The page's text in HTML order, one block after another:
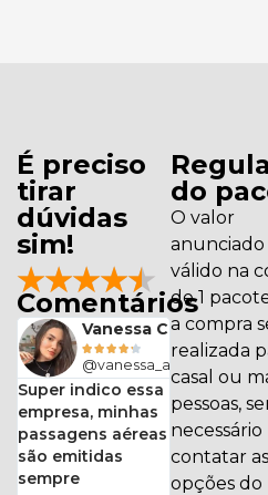
É preciso
tirar
dúvidas
sim!
★★★★★
Comentários
Vanessa Campos
    
@vanessa_acampos
Super indico essa
empresa, minhas
passagens aéreas
são emitidas
sempre
do
O valor
anunciado
válido na
de 1
a compra
realizada
casal ou
pessoas,
necessário
contatar as
opções do